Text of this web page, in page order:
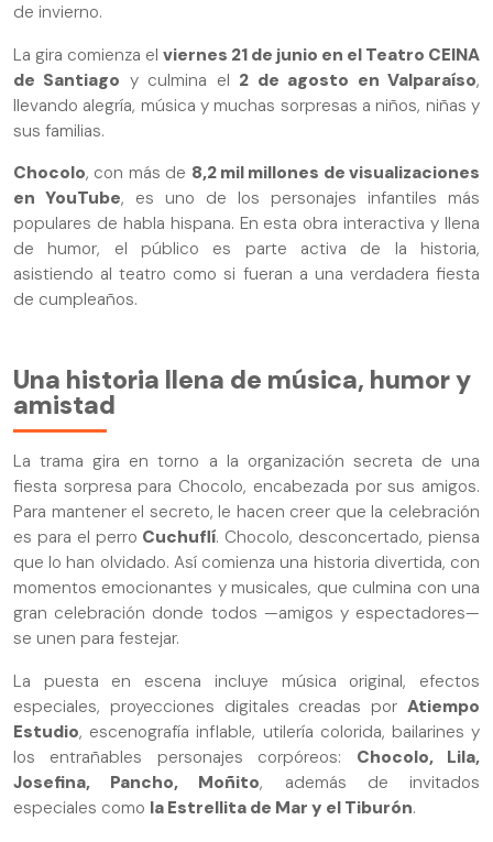
de invierno.
La gira comienza el viernes 21 de junio en el Teatro CEINA
de Santiago y culmina el 2 de agosto en Valparaíso,
llevando alegría, música y muchas sorpresas a niños, niñas y
sus familias.
Chocolo, con más de 8,2 mil millones de visualizaciones
en YouTube, es uno de los personajes infantiles más
populares de habla hispana. En esta obra interactiva y llena
de humor, el público es parte activa de la historia,
asistiendo al teatro como si fueran a una verdadera fiesta
de cumpleaños.
Una historia llena de música, humor y
amistad
La trama gira en torno a la organización secreta de una
fiesta sorpresa para Chocolo, encabezada por sus amigos.
Para mantener el secreto, le hacen creer que la celebración
es para el perro Cuchuflí. Chocolo, desconcertado, piensa
que lo han olvidado. Así comienza una historia divertida, con
momentos emocionantes y musicales, que culmina con una
gran celebración donde todos —amigos y espectadores—
se unen para festejar.
La puesta en escena incluye música original, efectos
especiales, proyecciones digitales creadas por Atiempo
Estudio, escenografía inflable, utilería colorida, bailarines y
los entrañables personajes corpóreos: Chocolo, Lila,
Josefina, Pancho, Moñito, además de invitados
especiales como la Estrellita de Mar y el Tiburón.